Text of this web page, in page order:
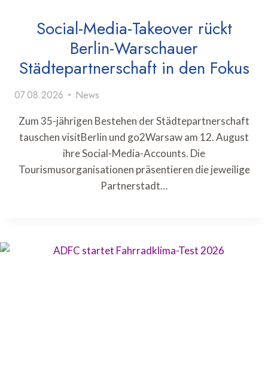
Social-Media-Takeover rückt
Berlin-Warschauer
Städtepartnerschaft in den Fokus
07.08.2026 News
Zum 35-jährigen Bestehen der Städtepartnerschaft
tauschen visitBerlin und go2Warsaw am 12. August
ihre Social-Media-Accounts. Die
Tourismusorganisationen präsentieren die jeweilige
Partnerstadt…